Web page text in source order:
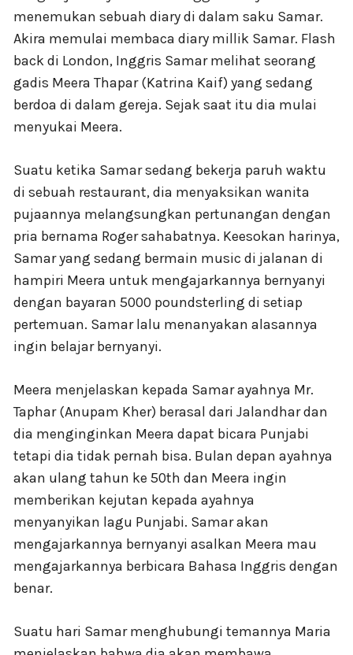
menemukan sebuah diary di dalam saku Samar.
Akira memulai membaca diary millik Samar. Flash
back di London, Inggris Samar melihat seorang
gadis Meera Thapar (Katrina Kaif) yang sedang
berdoa di dalam gereja. Sejak saat itu dia mulai
menyukai Meera.
Suatu ketika Samar sedang bekerja paruh waktu
di sebuah restaurant, dia menyaksikan wanita
pujaannya melangsungkan pertunangan dengan
pria bernama Roger sahabatnya. Keesokan harinya,
Samar yang sedang bermain music di jalanan di
hampiri Meera untuk mengajarkannya bernyanyi
dengan bayaran 5000 poundsterling di setiap
pertemuan. Samar lalu menanyakan alasannya
ingin belajar bernyanyi.
Meera menjelaskan kepada Samar ayahnya Mr.
Taphar (Anupam Kher) berasal dari Jalandhar dan
dia menginginkan Meera dapat bicara Punjabi
tetapi dia tidak pernah bisa. Bulan depan ayahnya
akan ulang tahun ke 50th dan Meera ingin
memberikan kejutan kepada ayahnya
menyanyikan lagu Punjabi. Samar akan
mengajarkannya bernyanyi asalkan Meera mau
mengajarkannya berbicara Bahasa Inggris dengan
benar.
Suatu hari Samar menghubungi temannya Maria